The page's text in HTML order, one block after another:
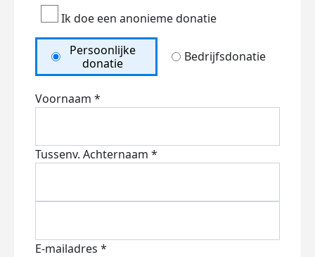
Ik doe een anonieme donatie
Persoonlijke
donatie
Bedrijfsdonatie
Voornaam *
Tussenv. Achternaam *
E-mailadres *